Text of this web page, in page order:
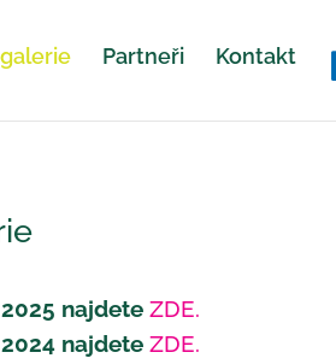
Partneři Kontakt
najdete ZDE.
najdete ZDE.